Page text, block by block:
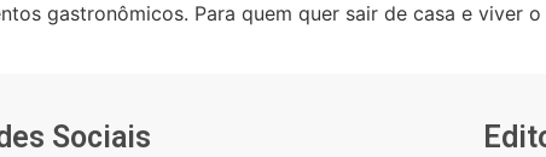
gastronômicos. Para quem quer sair de casa e viver
Sociais